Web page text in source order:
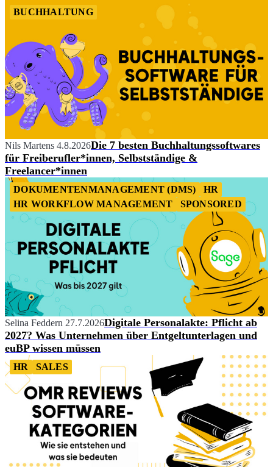
BUCHHALTUNG
Nils Martens 4.8.2026Die 7 besten Buchhaltungssoftwares
für Freiberufler*innen, Selbstständige &
Freelancer*innen
DOKUMENTENMANAGEMENT (DMS)
HR
HR WORKFLOW MANAGEMENT
SPONSORED
Selina Feddern 27.7.2026Digitale Personalakte: Pflicht ab
2027? Was Unternehmen über Entgeltunterlagen und
euBP wissen müssen
HR SALES